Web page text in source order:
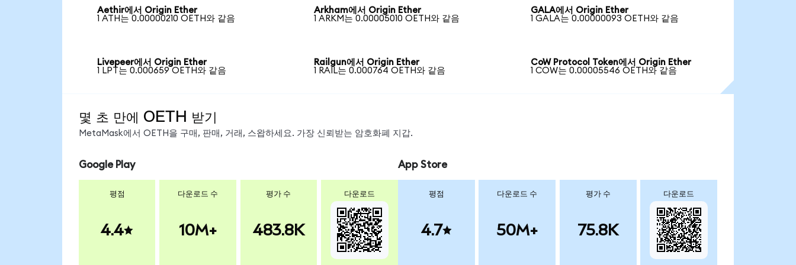
Aethir에서 Origin Ether
1 ATH는 0.00000210 OETH와 같음
Arkham에서 Origin Ether
1 ARKM는 0.00005010 OETH와 같음
GALA에서 Origin Ether
1 GALA는 0.00000093 OETH와 같음
Livepeer에서 Origin Ether
1 LPT는 0.000659 OETH와 같음
Railgun에서 Origin Ether
1 RAIL는 0.000764 OETH와 같음
CoW Protocol Token에서 Origin Ether
1 COW는 0.00005546 OETH와 같음
몇 초 만에 OETH 받기
MetaMask에서 OETH을 구매, 판매, 거래, 스왑하세요. 가장 신뢰받는 암호화폐 지갑.
Google Play
평점
4.4
다운로드 수
10M+
평가 수
483.8K
다운로드
App Store
평점
4.7
다운로드 수
50M+
평가 수
75.8K
다운로드